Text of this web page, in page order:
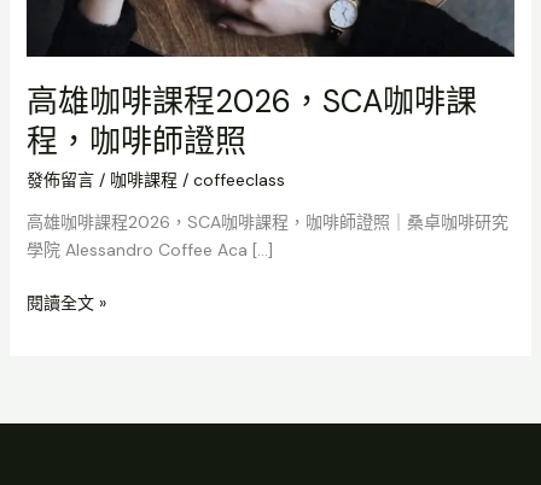
高雄咖啡課程2026，SCA咖啡課
程，咖啡師證照
發佈留言 / 咖啡課程 / coffeeclass
高雄咖啡課程2026，SCA咖啡課程，咖啡師證照｜桑卓咖啡研究
學院 Alessandro Coffee Aca […]
閱讀全文 »